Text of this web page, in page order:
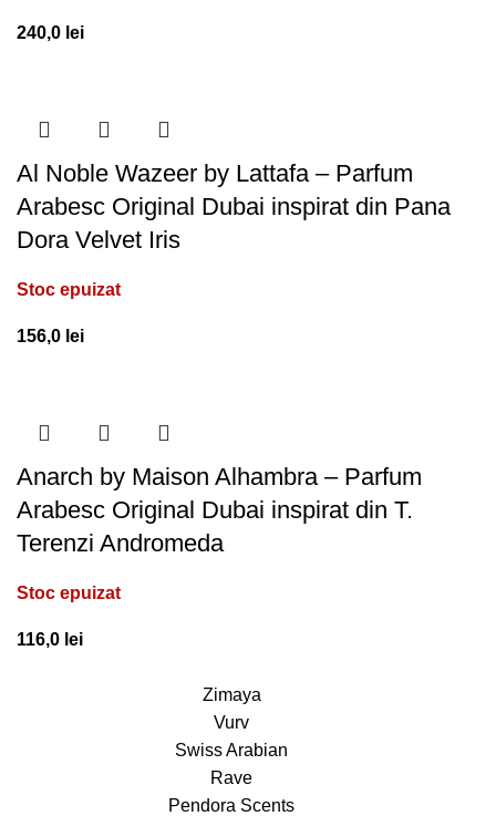
240,0 lei
Al Noble Wazeer by Lattafa – Parfum
Arabesc Original Dubai inspirat din Pana
Dora Velvet Iris
Stoc epuizat
156,0 lei
Anarch by Maison Alhambra – Parfum
Arabesc Original Dubai inspirat din T.
Terenzi Andromeda
Stoc epuizat
116,0 lei
Zimaya
Vurv
Swiss Arabian
Rave
Pendora Scents